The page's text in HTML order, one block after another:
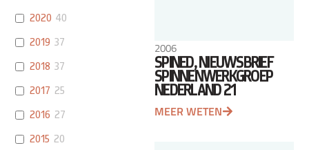
2020 40
2019 37
2018 37
2017 25
2016 27
2015 20
2006
SPINED, NIEUWSBRIEF
SPINNENWERKGROEP
NEDERLAND 21
MEER WETEN